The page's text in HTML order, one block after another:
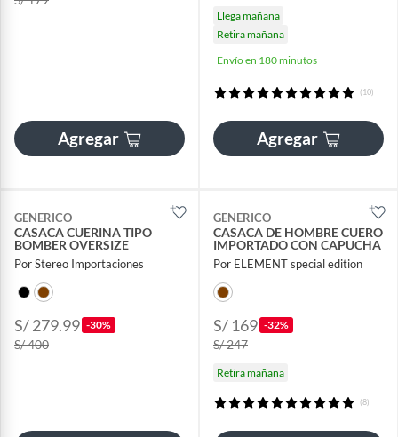
Agregar
Llega mañana
Retira mañana
Envío en 180 minutos
(10)
Agregar
GENERICO
CASACA CUERINA TIPO
BOMBER OVERSIZE
Por Stereo Importaciones
S/ 279.99 -30%
S/ 400
GENERICO
CASACA DE HOMBRE CUERO
IMPORTADO CON CAPUCHA
Por ELEMENT special edition
S/ 169 -32%
S/ 247
Retira mañana
(8)